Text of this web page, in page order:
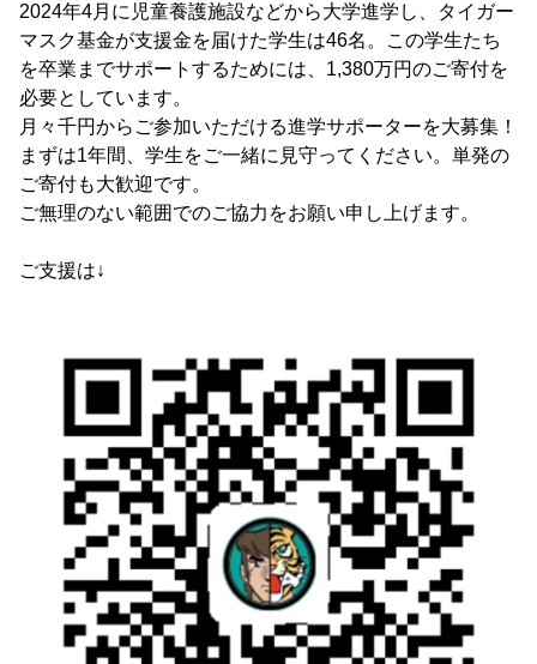
2024年4月に児童養護施設などから大学進学し、タイガー
マスク基金が支援金を届けた学生は46名。この学生たち
を卒業までサポートするためには、1,380万円のご寄付を
必要としています。
月々千円からご参加いただける進学サポーターを大募集！
まずは1年間、学生をご一緒に見守ってください。単発の
ご寄付も大歓迎です。
ご無理のない範囲でのご協力をお願い申し上げます。
ご支援は↓